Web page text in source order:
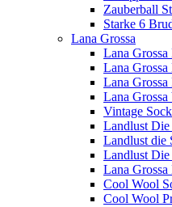
Zauberball
Starke 6
Lana Grossa
Lana
Lana
Lana
Lana
Vintage
Landlust Die
Landlust die
Landlust
Lana
Cool Wool
Cool Wool